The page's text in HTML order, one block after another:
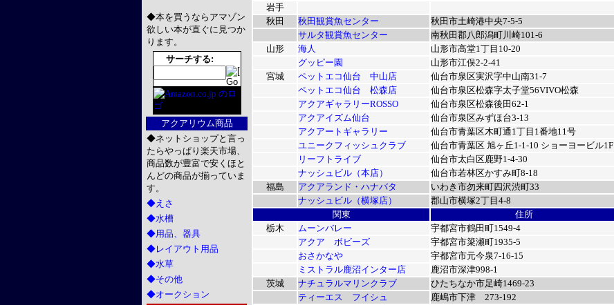
◆本を買うならアマゾン
欲しい本が直ぐに見つか
ります。
サーチする:
アクアリウム商品
◆ネットショップと言っ
たらやっぱり楽天市場、
商品数が豊富で安くほと
んどの商品が揃っていま
す。
◆えさ
◆水槽
◆用品、器具
◆レイアウト用品
◆水草
◆その他
◆オークション
岩手
秋田
秋田観賞魚センター
秋田市土崎港中央7-5-5
サルタ観賞魚センター
南秋田郡八郎潟町川崎101-6
山形
海人
山形市高堂1丁目10-20
グッピー園
山形市江俣2-2-41
宮城
ペットエコ仙台 中山店
仙台市泉区実沢字中山南31-7
ペットエコ仙台 松森店
仙台市泉区松森字太子堂56VIVO松森
アクアギャラリーROSSO
仙台市泉区松森後田62-1
アクアイズム仙台
仙台市泉区みずほ台3-13
アクアートギャラリー
仙台市青葉区木町通1丁目1番地11号
ユニークフィッシュクラブ
仙台市青葉区 旭ヶ丘1-1-10 ショーヨービル1F
リーフトライブ
仙台市太白区鹿野1-4-30
ナッシュビル（本店）
仙台市若林区かすみ町8-18
福島
アクアランド・ハナバタ
いわき市勿来町四沢渋町33
ナッシュビル（横塚店）
郡山市横塚2丁目4-8
関東
住所
栃木
ムーンバレー
宇都宮市鶴田町1549-4
アクア ボビーズ
宇都宮市簗瀬町1935-5
おさかなや
宇都宮市元今泉7-16-15
ミストラル鹿沼インター店
鹿沼市深津998-1
茨城
ナチュラルマリンクラブ
ひたちなか市足崎1469-23
ティーエス フイシュ
鹿嶋市下津 273-192